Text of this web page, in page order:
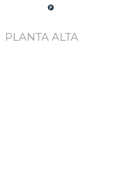
PLANTA ALTA